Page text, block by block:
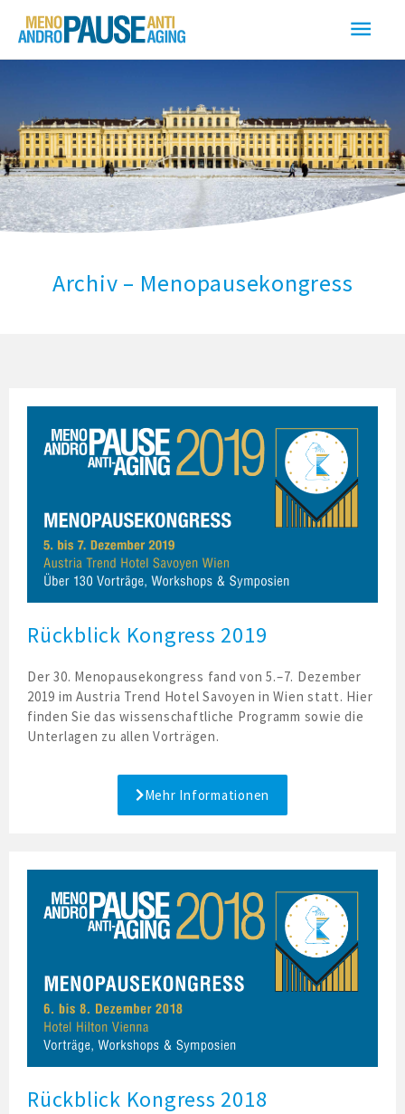
Inhalt
springen
Archiv – Menopausekongress
Rückblick Kongress 2019
Der 30. Menopausekongress fand von 5.–7. Dezember
2019 im Austria Trend Hotel Savoyen in Wien statt. Hier
finden Sie das wissenschaftliche Programm sowie die
Unterlagen zu allen Vorträgen.
Mehr Informationen
Rückblick Kongress 2018